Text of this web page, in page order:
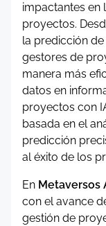
impactantes en
proyectos.
la predicción
gestores de
manera más
datos en
proyectos con
basada en el
predicción
al éxito de los
En Metaversos
con el avance
gestión de